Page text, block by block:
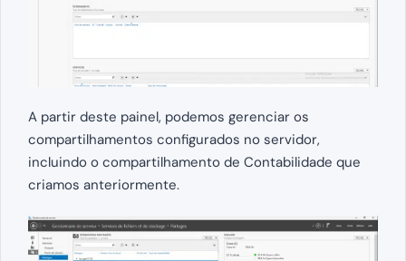
A partir deste painel, podemos gerenciar os
compartilhamentos configurados no servidor,
incluindo o compartilhamento de Contabilidade que
criamos anteriormente.